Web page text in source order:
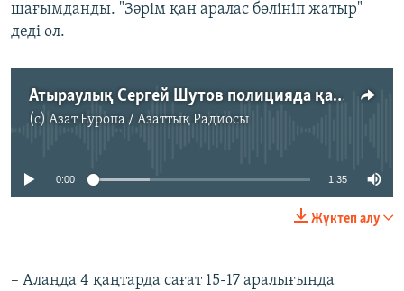
шағымданды. "Зәрім қан аралас бөлініп жатыр"
деді ол.
Атыраулық Сергей Шутов полицияда қалай азапталғанын айтады (орысша)
(c) Азат Еуропа / Азаттық Радиосы
No media source currently available
0:00 1:35
Жүктеп алу
– Алаңда 4 қаңтарда сағат 15-17 аралығында